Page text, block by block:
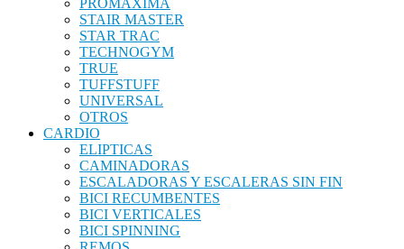
PROMAXIMA
STAIR MASTER
STAR TRAC
TECHNOGYM
TRUE
TUFFSTUFF
UNIVERSAL
OTROS
CARDIO
ELIPTICAS
CAMINADORAS
ESCALADORAS Y ESCALERAS SIN FIN
BICI RECUMBENTES
BICI VERTICALES
BICI SPINNING